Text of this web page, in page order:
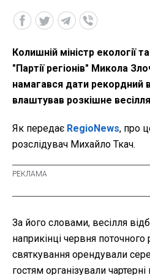
Колишній міністр екології
"Партії регіонів" Микола
намагався дати рекордний в
влаштував розкішне
Як передає RegioNews, про
розслідувач Михайло Ткач.
За його словами, весілля
наприкінці червня
святкування орендували
гостям організували